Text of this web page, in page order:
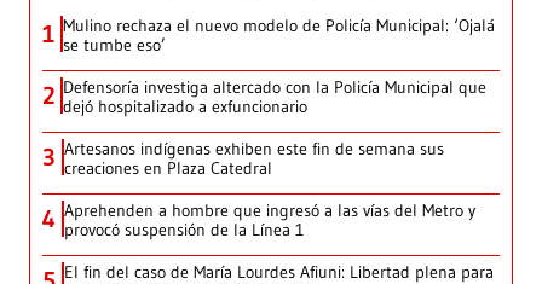
1 Mulino rechaza el nuevo modelo de Policía Municipal: ‘Ojalá
se tumbe eso’
2 Defensoría investiga altercado con la Policía Municipal que
dejó hospitalizado a exfuncionario
3 Artesanos indígenas exhiben este fin de semana sus
creaciones en Plaza Catedral
4 Aprehenden a hombre que ingresó a las vías del Metro y
provocó suspensión de la Línea 1
El fin del caso de María Lourdes Afiuni: Libertad plena para